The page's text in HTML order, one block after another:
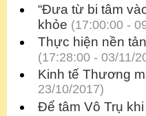
“Đưa từ bi tâm
khỏe (17:00:00 -
Thực hiện nền
(17:28:00 - 03/11/
Kinh tế Thương
23/10/2017)
Để tâm Vô Trụ